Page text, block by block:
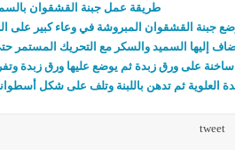
طريقة عمل جبنة القشقوان
جبنة القشقوان المبروشة في وعاء كبير على
إليها السميد والسكر مع التحريك المستمر
على ورق زبدة ثم يوضع عليها ورق زبدة
العلوية ثم تدهن باللبنة وتلف على شكل
tweet